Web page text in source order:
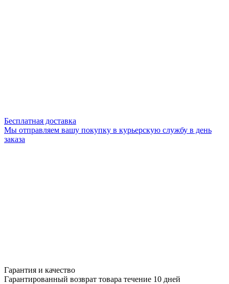
Бесплатная доставка
Мы отправляем вашу покупку в курьерскую службу в день
заказа
Гарантия и качество
Гарантированный возврат товара течение 10 дней